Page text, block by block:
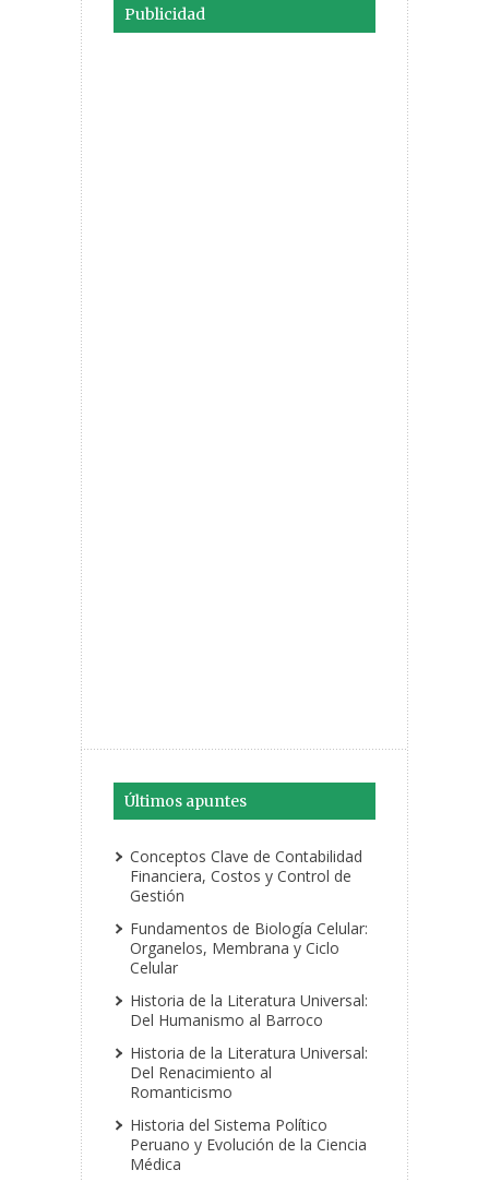
Publicidad
Últimos apuntes
Conceptos Clave de Contabilidad
Financiera, Costos y Control de
Gestión
Fundamentos de Biología Celular:
Organelos, Membrana y Ciclo
Celular
Historia de la Literatura Universal:
Del Humanismo al Barroco
Historia de la Literatura Universal:
Del Renacimiento al
Romanticismo
Historia del Sistema Político
Peruano y Evolución de la Ciencia
Médica